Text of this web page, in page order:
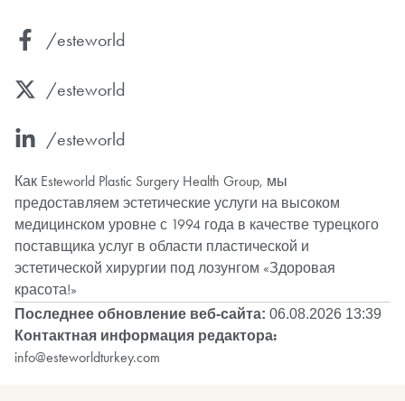
/esteworld
/esteworld
/esteworld
Как Esteworld Plastic Surgery Health Group, мы
предоставляем эстетические услуги на высоком
медицинском уровне с 1994 года в качестве турецкого
поставщика услуг в области пластической и
эстетической хирургии под лозунгом «Здоровая
красота!»
Последнее обновление веб-сайта: 06.08.2026 13:39
Контактная информация редактора:
info@esteworldturkey.com